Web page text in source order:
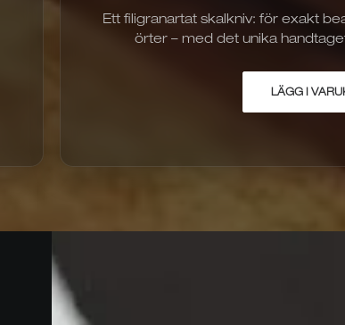
Ett filigranartat skalkniv: för exakt
örter – med det unika
LÄGG I